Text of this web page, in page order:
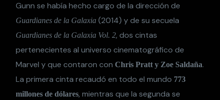
Gunn se había hecho cargo de la dirección de
Guardianes de la Galaxia (2014) y de su secuela
Guardianes de la Galaxia Vol. 2, dos cintas
pertenecientes al universo cinematográfico de
Marvel y que contaron conChris Pratt y Zoe Saldaña.
La primera cinta recaudó en todo el mundo 773
millones de dólares, mientras que la segunda se